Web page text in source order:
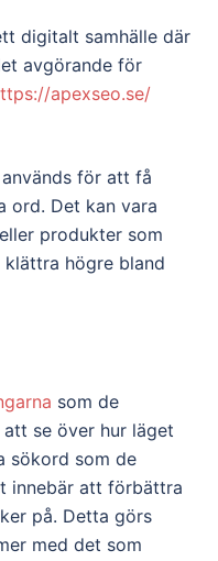
digitalt samhälle där
avgörande för
apexseo.se/
för att få
ord. Det kan vara
produkter som
högre bland
som de
se över hur läget
sökord som de
innebär att förbättra
på. Detta görs
med det som